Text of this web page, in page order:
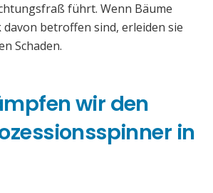
führt. Wenn Bäume
betroffen sind, erleiden sie
Schaden.
wir den
in